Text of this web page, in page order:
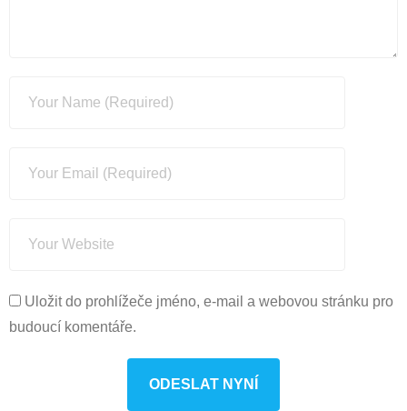
Uložit do prohlížeče jméno, e-mail a webovou stránku pro
budoucí komentáře.